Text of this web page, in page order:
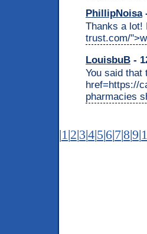
PhillipNoisa
Thanks a lot!
trust.com/
LouisbuB -
You said that
href=https://
pharmacies
|1 |2|3|4|5|6|7|8|9|